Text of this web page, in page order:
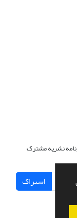
نشریه مشترک
اشتراک